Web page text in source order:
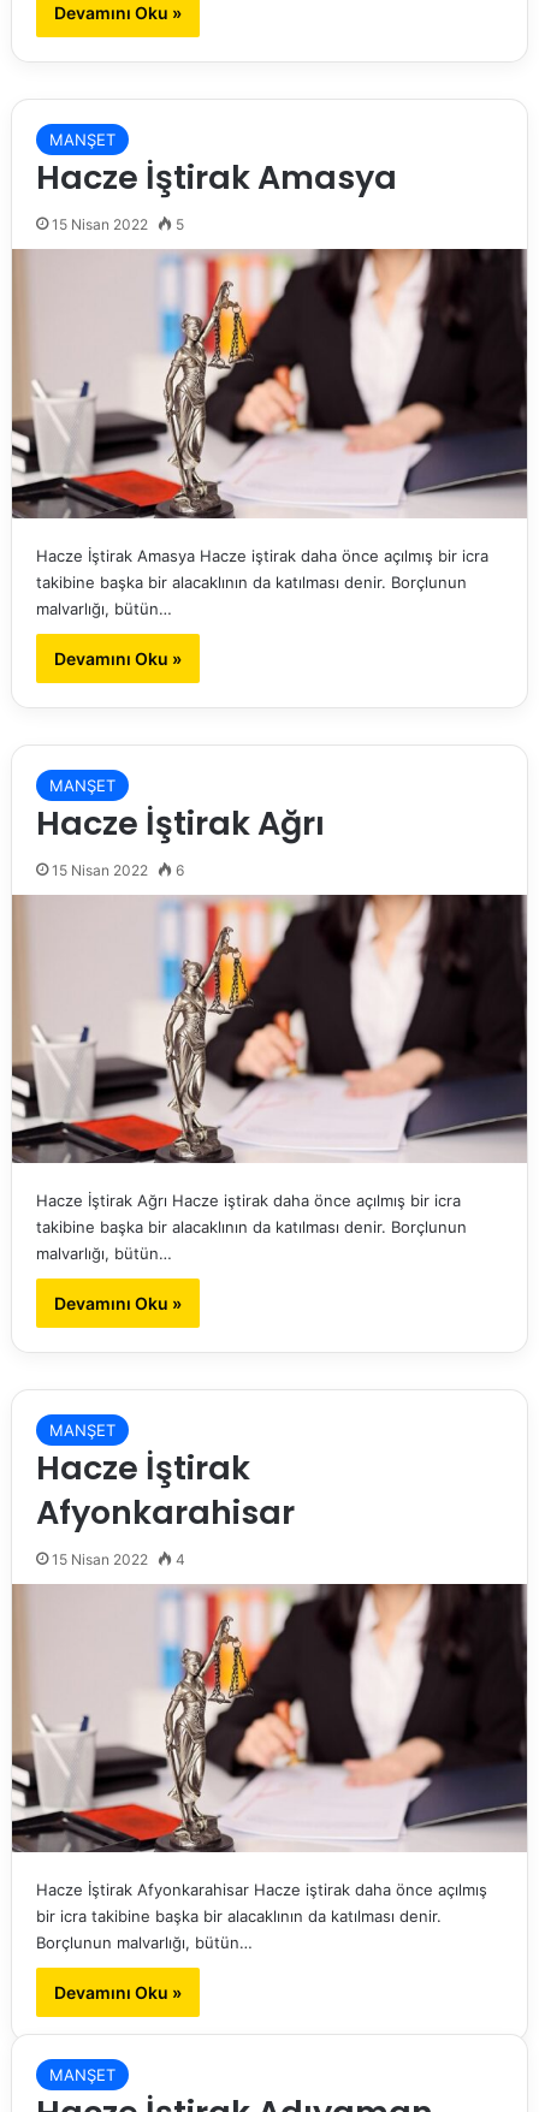
Devamını Oku »
MANŞET
Hacze İştirak Amasya
15 Nisan 2022 5
Hacze İştirak Amasya Hacze iştirak daha önce açılmış bir icra
takibine başka bir alacaklının da katılması denir. Borçlunun
malvarlığı, bütün…
Devamını Oku »
MANŞET
Hacze İştirak Ağrı
15 Nisan 2022 6
Hacze İştirak Ağrı Hacze iştirak daha önce açılmış bir icra
takibine başka bir alacaklının da katılması denir. Borçlunun
malvarlığı, bütün…
Devamını Oku »
MANŞET
Hacze İştirak
Afyonkarahisar
15 Nisan 2022 4
Hacze İştirak Afyonkarahisar Hacze iştirak daha önce açılmış
bir icra takibine başka bir alacaklının da katılması denir.
Borçlunun malvarlığı, bütün…
Devamını Oku »
MANŞET